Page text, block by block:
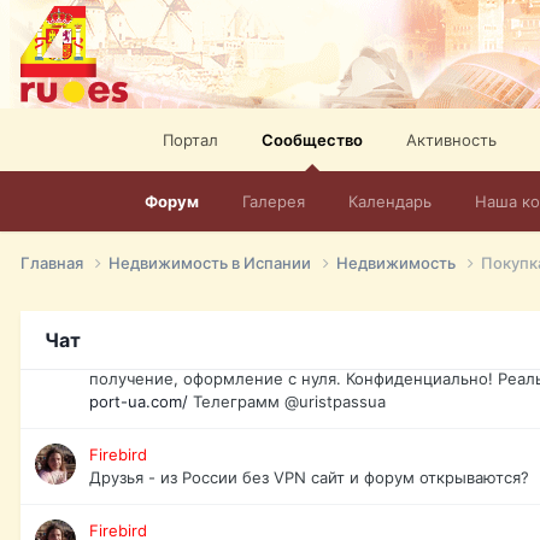
Портал Сообщество
Форум Галерея Календарь Наша
Активность
Главная Недвижимость в Испании Недвижимость
Чат
спорт, HD. + Огромная видеотека + 10.000 фильмов и
сайта. Наш сайт: http://mir-tv.club/television-in-spain.html
David16
Книги
David16
Подскажите пожалуйста, как удалить свой аккаунт из
Юрист юа
получение, оформление с нуля. Конфиденциально!
port-ua.com/ Телеграмм @uristpassua
Firebird
Друзья - из России без VPN сайт и форум открываются?
Firebird